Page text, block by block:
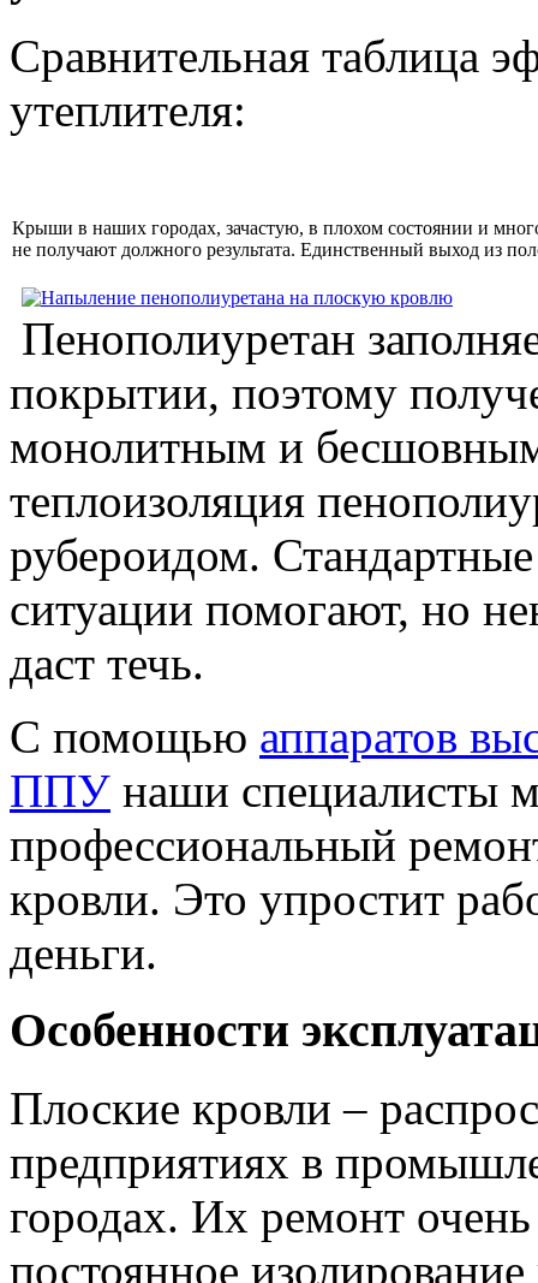
Сравнительная таблица
утеплителя:
Крыши в наших городах, зачастую, в плохом состоянии и
не получают должного результата. Единственный выход из
Пенополиуретан
покрытии, поэтому
монолитным и
теплоизоляция
рубероидом.
ситуации помогают, но
даст течь.
С помощью аппаратов
ППУ наши специалисты
профессиональный
кровли. Это упростит
деньги.
Особенности
Плоские кровли –
предприятиях в
городах. Их ремонт
постоянное изолирование